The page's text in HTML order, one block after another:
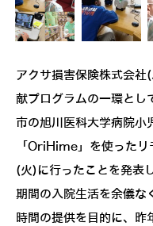
アクサ損害保険株式会社
献プログラムの一環とし
市の旭川医科大学病院小
「OriHime」を使った
(火)に行ったことを発表
期間の入院生活を余儀な
時間の提供を目的に、昨